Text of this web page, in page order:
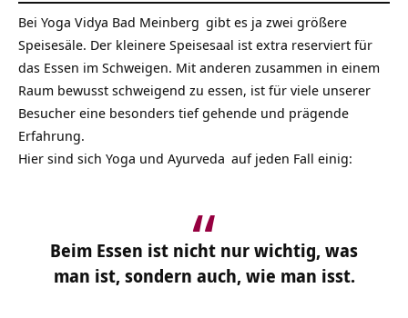
Bei Yoga Vidya Bad Meinberg gibt es ja zwei größere
Speisesäle. Der kleinere Speisesaal ist extra reserviert für
das Essen im Schweigen. Mit anderen zusammen in einem
Raum bewusst schweigend zu essen, ist für viele unserer
Besucher eine besonders tief gehende und prägende
Erfahrung.
Hier sind sich Yoga und Ayurveda auf jeden Fall einig:
Beim Essen ist nicht nur wichtig, was
man ist, sondern auch, wie man isst.